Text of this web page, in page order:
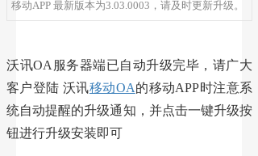
移动APP 最新版本为3.03.0003，请及时更新升级。
沃讯OA服务器端已自动升级完毕，请广大
客户登陆 沃讯移动OA的移动APP时注意系
统自动提醒的升级通知，并点击一键升级按
钮进行升级安装即可